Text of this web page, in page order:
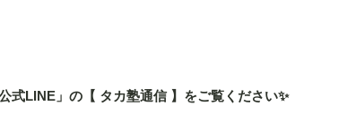
式LINE」の【 タカ塾通信 】をご覧ください✨